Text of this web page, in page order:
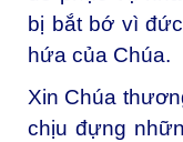
bị bắt bớ vì
hứa của Chúa.
Xin Chúa
chịu đựng